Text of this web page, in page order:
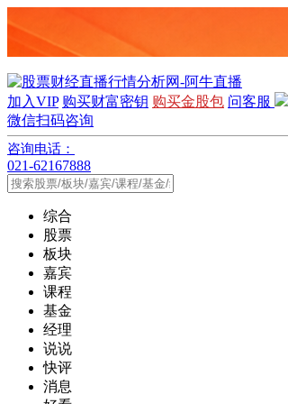
加入VIP 购买财富密钥 购买金股包 问客服
微信扫码咨询
咨询电话：
021-62167888
综合
股票
板块
嘉宾
课程
基金
经理
说说
快评
消息